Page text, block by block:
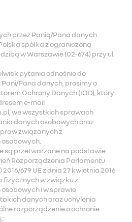
przez Panią/Pana danych
spółka z ograniczoną
w Warszawie (02-674) przy ul.
pytania odnośnie do
Pana danych, prosimy o
Ochrony Danych (IOD), który
e-mail
we wszystkich sprawach
danych osobowych oraz
związanych z
są przetwarzane na podstawie
Rozporządzenia Parlamentu
679 UE z dnia 27 kwietnia 2016
fizycznych w związku z
i w sprawie
danych oraz uchylenia
rozporządzenie o ochronie